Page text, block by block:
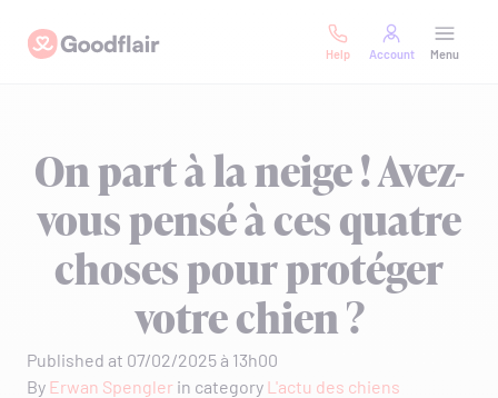
content
Goodflair
Help Account Menu
On part à la neige ! Avez-
vous pensé à ces quatre
choses pour protéger
votre chien ?
Published at 07/02/2025 à 13h00
By Erwan Spengler in category L'actu des chiens